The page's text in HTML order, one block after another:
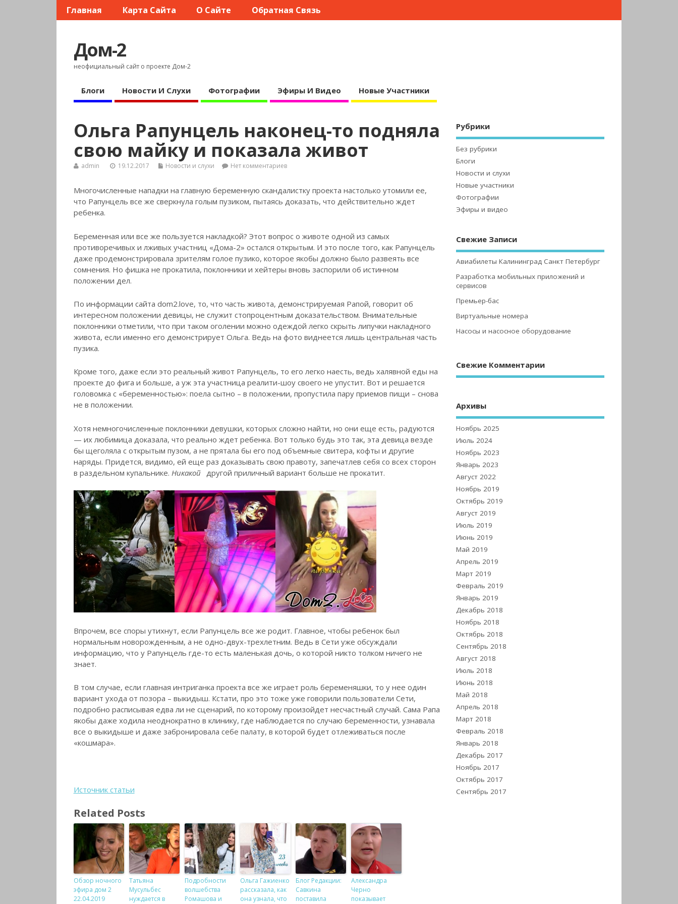
Главная Карта Сайта О Сайте Обратная Связь
Дом-2
неофициальный сайт о проекте Дом-2
Блоги Новости И Слухи Фотографии Эфиры И Видео Новые Участники
Ольга Рапунцель наконец-то подняла
свою майку и показала живот
admin 19.12.2017 Новости и слухи Нет комментариев
Многочисленные нападки на главную беременную скандалистку проекта настолько утомили ее,
что Рапунцель все же сверкнула голым пузиком, пытаясь доказать, что действительно ждет
ребенка.
Беременная или все же пользуется накладкой? Этот вопрос о животе одной из самых
противоречивых и лживых участниц «Дома-2» остался открытым. И это после того, как Рапунцель
даже продемонстрировала зрителям голое пузико, которое якобы должно было развеять все
сомнения. Но фишка не прокатила, поклонники и хейтеры вновь заспорили об истинном
положении дел.
По информации сайта dom2.love, то, что часть живота, демонстрируемая Рапой, говорит об
интересном положении девицы, не служит стопроцентным доказательством. Внимательные
поклонники отметили, что при таком оголении можно одеждой легко скрыть липучки накладного
живота, если именно его демонстрирует Ольга. Ведь на фото виднеется лишь центральная часть
пузика.
Кроме того, даже если это реальный живот Рапунцель, то его легко наесть, ведь халявной еды на
проекте до фига и больше, а уж эта участница реалити-шоу своего не упустит. Вот и решается
головомка с «беременностью»: поела сытно – в положении, пропустила пару приемов пищи – снова
не в положении.
Хотя немногочисленные поклонники девушки, которых сложно найти, но они еще есть, радуются
— их любимица доказала, что реально ждет ребенка. Вот только будь это так, эта девица везде
бы щеголяла с открытым пузом, а не прятала бы его под объемные свитера, кофты и другие
наряды. Придется, видимо, ей еще раз доказывать свою правоту, запечатлев себя со всех сторон
в раздельном купальнике. Никакой другой приличный вариант больше не прокатит.
Впрочем, все споры утихнут, если Рапунцель все же родит. Главное, чтобы ребенок был
нормальным новорожденным, а не одно-двух-трехлетним. Ведь в Сети уже обсуждали
информацию, что у Рапунцель где-то есть маленькая дочь, о которой никто толком ничего не
знает.
В том случае, если главная интриганка проекта все же играет роль беременяшки, то у нее один
вариант ухода от позора – выкидыш. Кстати, про это тоже уже говорили пользователи Сети,
подробно расписывая едва ли не сценарий, по которому произойдет несчастный случай. Сама Рапа
якобы даже ходила неоднократно в клинику, где наблюдается по случаю беременности, узнавала
все о выкидыше и даже забронировала себе палату, в которой будет отлеживаться после
«кошмара».
Источник статьи
Related Posts
Обзор ночного
эфира дом 2
22.04.2019
Татьяна
Мусульбес
нуждается в
Подробности
волшебства
Ромашова и
Ольга Гажиенко
рассказала, как
она узнала, что
Блог Редакции:
Савкина
поставила
Александра
Черно
показывает
Рубрики
Без рубрики
Блоги
Новости и слухи
Новые участники
Фотографии
Эфиры и видео
Свежие Записи
Авиабилеты Калининград Санкт Петербург
Разработка мобильных приложений и
сервисов
Премьер-бас
Виртуальные номера
Насосы и насосное оборудование
Свежие Комментарии
Архивы
Ноябрь 2025
Июль 2024
Ноябрь 2023
Январь 2023
Август 2022
Ноябрь 2019
Октябрь 2019
Август 2019
Июль 2019
Июнь 2019
Май 2019
Апрель 2019
Март 2019
Февраль 2019
Январь 2019
Декабрь 2018
Ноябрь 2018
Октябрь 2018
Сентябрь 2018
Август 2018
Июль 2018
Июнь 2018
Май 2018
Апрель 2018
Март 2018
Февраль 2018
Январь 2018
Декабрь 2017
Ноябрь 2017
Октябрь 2017
Сентябрь 2017